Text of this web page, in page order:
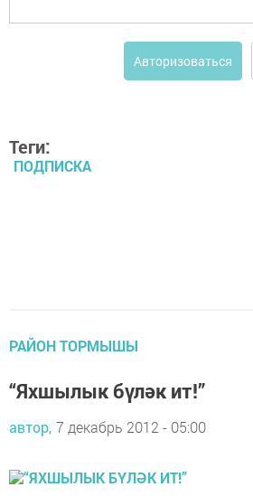
Авторизоваться
Теги:
ПОДПИСКА
РАЙОН ТОРМЫШЫ
“Яхшылык бүләк ит!”
автор, 7 декабрь 2012 - 05:00